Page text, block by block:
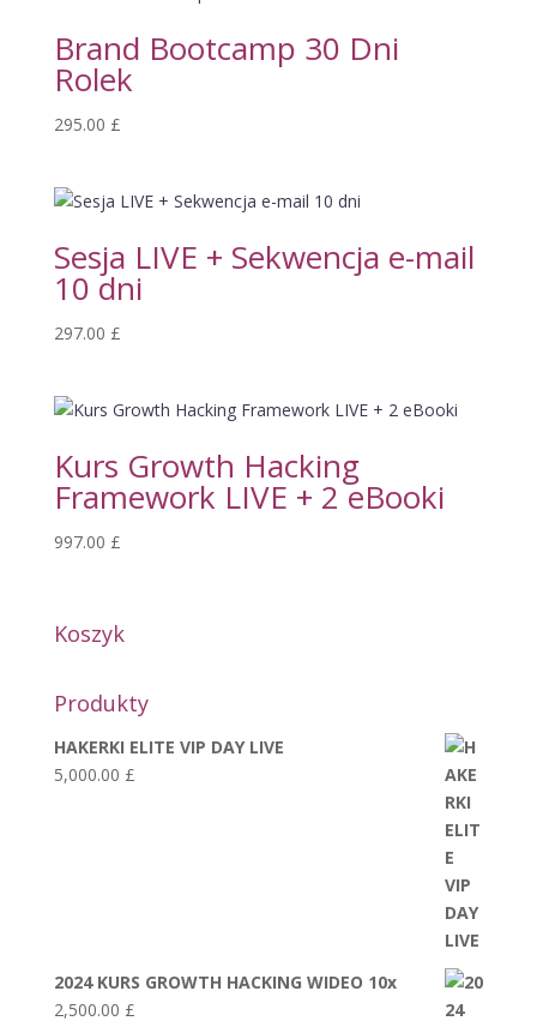
Brand Bootcamp 30 Dni
Rolek
295.00 £
Sesja LIVE + Sekwencja e-mail
10 dni
297.00 £
Kurs Growth Hacking
Framework LIVE + 2 eBooki
997.00 £
Koszyk
Produkty
HAKERKI ELITE VIP DAY LIVE
5,000.00 £
2024 KURS GROWTH HACKING WIDEO 10x
2,500.00 £